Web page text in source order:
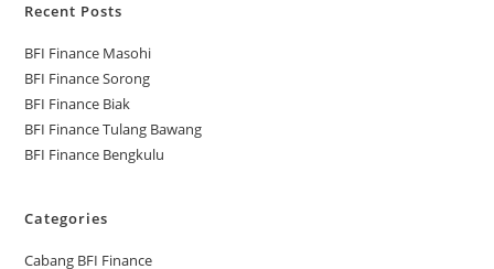
Recent Posts
BFI Finance Masohi
BFI Finance Sorong
BFI Finance Biak
BFI Finance Tulang Bawang
BFI Finance Bengkulu
Categories
Cabang BFI Finance